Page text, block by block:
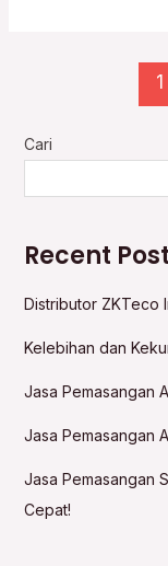
1
Cari
Recent
Distributor ZKTeco
Kelebihan dan
Jasa Pemasangan
Jasa Pemasangan
Jasa Pemasangan
Cepat!